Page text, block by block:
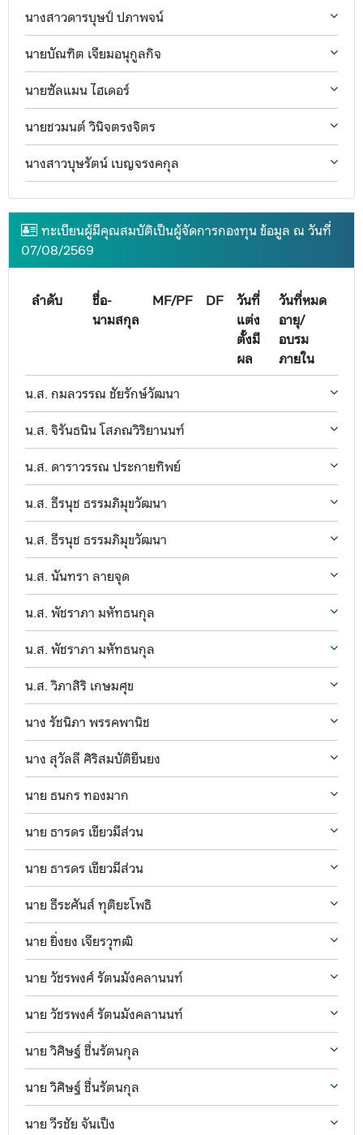
นางสาวดารบุษป์ ปภาพจน์
นายบัณฑิต เจียมอนุกูลกิจ
นายซัลแมน ไฮเดอร์
นายชวมนต์ วินิจตรงจิตร
นางสาวบุษรัตน์ เบญจรงคกุล
ทะเบียนผู้มีคุณสมบัติเป็นผู้จัดการกองทุน ข้อมูล ณ วันที่
07/08/2569
ลำดับ
ชื่อ-
นามสกุล
MF/PF DF
วันที่
แต่ง
ตั้งมี
ผล
วันที่หมด
อายุ/
อบรม
ภายใน
น.ส. กมลวรรณ ชัยรักษ์วัฒนา
น.ส. จิรันธนิน โสภณวิริยานนท์
น.ส. ดาราวรรณ ประกายทิพย์
น.ส. ธีรนุช ธรรมภิมุขวัฒนา
น.ส. ธีรนุช ธรรมภิมุขวัฒนา
น.ส. นันทรา ลายจุด
น.ส. พัชราภา มหัทธนกุล
น.ส. พัชราภา มหัทธนกุล
น.ส. วิภาสิริ เกษมศุข
นาง รัชนิภา พรรคพานิช
นาง สุวัลลี ศิริสมบัติยืนยง
นาย ธนกร ทองมาก
นาย ธารดร เขียวมีส่วน
นาย ธารดร เขียวมีส่วน
นาย ธีระศันส์ ทุติยะโพธิ
นาย ยิ่งยง เจียรวุฑฒิ
นาย วัชรพงศ์ รัตนมังคลานนท์
นาย วัชรพงศ์ รัตนมังคลานนท์
นาย วิศิษฐ์ ชื่นรัตนกุล
นาย วิศิษฐ์ ชื่นรัตนกุล
นาย วีรชัย จันเป็ง